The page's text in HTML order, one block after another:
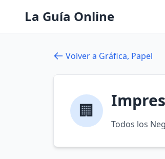
La Guía Online
Volver a Gráfica, Papel
🏢
Todos los